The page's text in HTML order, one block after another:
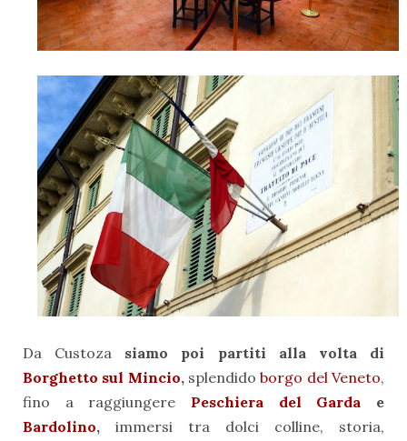
Da Custoza siamo poi partiti alla volta di
Borghetto sul Mincio, splendidoborgo del Veneto,
fino a raggiungere
Peschiera del Garda e
Bardolino, immersi tra dolci colline, storia,